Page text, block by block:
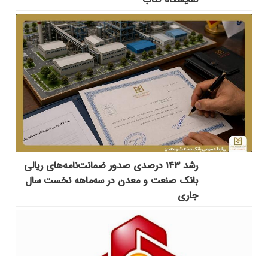
رشد ۱۴۳ درصدی صدور ضمانت‌نامه‌های ریالی
بانک صنعت و معدن در سه‌ماهه نخست سال
جاری